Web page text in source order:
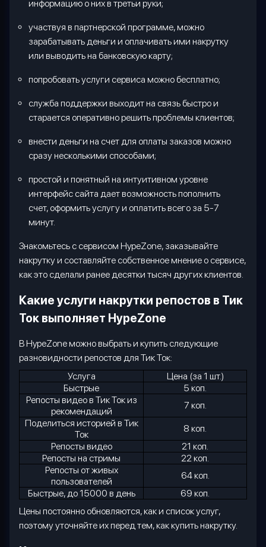
информацию о них в третьи руки;
участвуя в партнерской программе, можно
зарабатывать деньги и оплачивать ими накрутку
или выводить на банковскую карту;
попробовать услуги сервиса можно бесплатно;
служба поддержки выходит на связь быстро и
старается оперативно решить проблемы клиентов;
внести деньги на счет для оплаты заказов можно
сразу несколькими способами;
простой и понятный на интуитивном уровне
интерфейс сайта дает возможность пополнить
счет, оформить услугу и оплатить всего за 5-7
минут.
Знакомьтесь с сервисом HypeZone, заказывайте
накрутку и составляйте собственное мнение о сервисе,
как это сделали ранее десятки тысяч других клиентов.
Какие услуги накрутки репостов в Тик
Ток выполняет HypeZone
ВHypeZoneможно выбрать и купить следующие
разновидности репостов для Тик Ток:
Услуга
Цена (за 1 шт.)
Быстрые
5 коп.
Репосты видео в Тик Ток из
рекомендаций
7 коп.
Поделиться историей в Тик
Ток
8 коп.
Репосты видео
21 коп.
Репосты на стримы
22 коп.
Репосты от живых
пользователей
64 коп.
Быстрые, до 15000 в день
69 коп.
Цены постоянно обновляются, как и список услуг,
поэтому уточняйте их перед тем, как купить накрутку.